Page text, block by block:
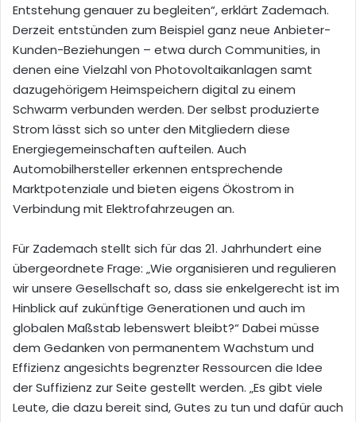
Entstehung genauer zu begleiten“, erklärt Zademach.
Derzeit entstünden zum Beispiel ganz neue Anbieter-
Kunden-Beziehungen – etwa durch Communities, in
denen eine Vielzahl von Photovoltaikanlagen samt
dazugehörigem Heimspeichern digital zu einem
Schwarm verbunden werden. Der selbst produzierte
Strom lässt sich so unter den Mitgliedern diese
Energiegemeinschaften aufteilen. Auch
Automobilhersteller erkennen entsprechende
Marktpotenziale und bieten eigens Ökostrom in
Verbindung mit Elektrofahrzeugen an.
Für Zademach stellt sich für das 21. Jahrhundert eine
übergeordnete Frage: „Wie organisieren und regulieren
wir unsere Gesellschaft so, dass sie enkelgerecht ist im
Hinblick auf zukünftige Generationen und auch im
globalen Maßstab lebenswert bleibt?“ Dabei müsse
dem Gedanken von permanentem Wachstum und
Effizienz angesichts begrenzter Ressourcen die Idee
der Suffizienz zur Seite gestellt werden. „Es gibt viele
Leute, die dazu bereit sind, Gutes zu tun und dafür auch